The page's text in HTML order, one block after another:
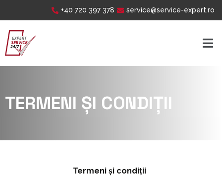
+40 720 397 378 service@service-expert.ro
TERMENI ȘI CONDIȚII
Termeni și condiții